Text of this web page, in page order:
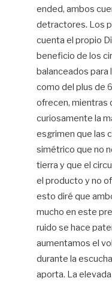
ended, ambos
detractores. Los
cuenta el propio
beneficio de los
balanceados para
como del plus de
ofrecen, mientras
curiosamente la
esgrimen que las
simétrico que no
tierra y que el
el producto y no
esto diré que
mucho en este
ruido se hace
aumentamos el
durante la
aporta. La